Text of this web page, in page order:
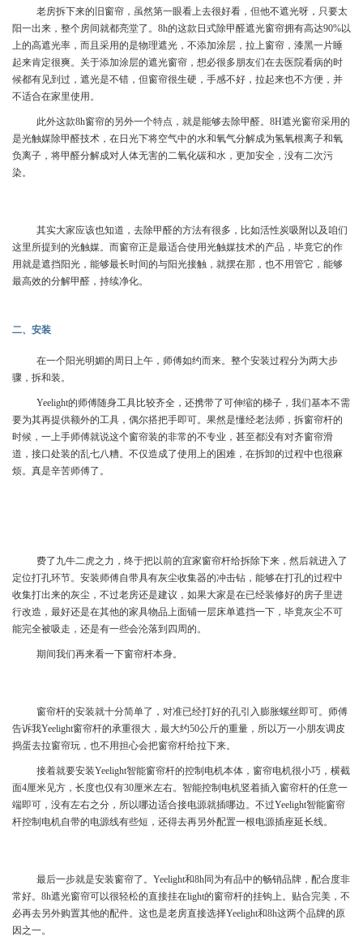
老房拆下来的旧窗帘，虽然第一眼看上去很好看，但他不遮光呀，只要太
阳一出来，整个房间就都亮堂了。8h的这款日式除甲醛遮光窗帘拥有高达90%以
上的高遮光率，而且采用的是物理遮光，不添加涂层，拉上窗帘，漆黑一片睡
起来肯定很爽。关于添加涂层的遮光窗帘，想必很多朋友们在去医院看病的时
候都有见到过，遮光是不错，但窗帘很生硬，手感不好，拉起来也不方便，并
不适合在家里使用。
此外这款8h窗帘的另外一个特点，就是能够去除甲醛。8H遮光窗帘采用的
是光触媒除甲醛技术，在日光下将空气中的水和氧气分解成为氢氧根离子和氧
负离子，将甲醛分解成对人体无害的二氧化碳和水，更加安全，没有二次污
染。
其实大家应该也知道，去除甲醛的方法有很多，比如活性炭吸附以及咱们
这里所提到的光触媒。而窗帘正是最适合使用光触媒技术的产品，毕竟它的作
用就是遮挡阳光，能够最长时间的与阳光接触，就摆在那，也不用管它，能够
最高效的分解甲醛，持续净化。
二、安装
在一个阳光明媚的周日上午，师傅如约而来。整个安装过程分为两大步
骤，拆和装。
Yeelight的师傅随身工具比较齐全，还携带了可伸缩的梯子，我们基本不需
要为其再提供额外的工具，偶尔搭把手即可。果然是懂经老法师，拆窗帘杆的
时候，一上手师傅就说这个窗帘装的非常的不专业，甚至都没有对齐窗帘滑
道，接口处装的乱七八糟。不仅造成了使用上的困难，在拆卸的过程中也很麻
烦。真是辛苦师傅了。
费了九牛二虎之力，终于把以前的宜家窗帘杆给拆除下来，然后就进入了
定位打孔环节。安装师傅自带具有灰尘收集器的冲击钻，能够在打孔的过程中
收集打出来的灰尘，不过老房还是建议，如果大家是在已经装修好的房子里进
行改造，最好还是在其他的家具物品上面铺一层床单遮挡一下，毕竟灰尘不可
能完全被吸走，还是有一些会沦落到四周的。
期间我们再来看一下窗帘杆本身。
窗帘杆的安装就十分简单了，对准已经打好的孔引入膨胀螺丝即可。师傅
告诉我Yeelight窗帘杆的承重很大，最大约50公斤的重量，所以万一小朋友调皮
捣蛋去拉窗帘玩，也不用担心会把窗帘杆给拉下来。
接着就要安装Yeelight智能窗帘杆的控制电机本体，窗帘电机很小巧，横截
面4厘米见方，长度也仅有30厘米左右。智能控制电机竖着插入窗帘杆的任意一
端即可，没有左右之分，所以哪边适合接电源就插哪边。不过Yeelight智能窗帘
杆控制电机自带的电源线有些短，还得去再另外配置一根电源插座延长线。
最后一步就是安装窗帘了。Yeelight和8h同为有品中的畅销品牌，配合度非
常好。8h遮光窗帘可以很轻松的直接挂在light的窗帘杆的挂钩上。贴合完美，不
必再去另外购置其他的配件。这也是老房直接选择Yeelight和8h这两个品牌的原
因之一。